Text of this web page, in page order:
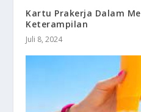
Kartu Prakerja Dalam
Keterampilan
Juli 8, 2024